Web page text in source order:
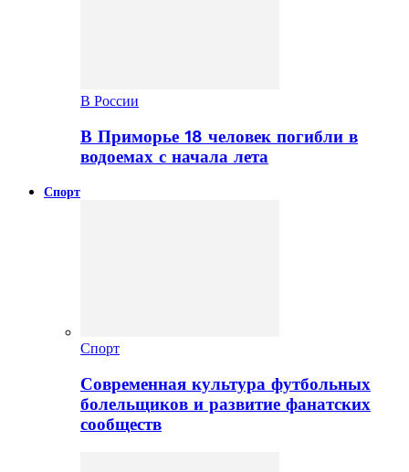
В России
В Приморье 18 человек погибли в
водоемах с начала лета
Спорт
Спорт
Современная культура футбольных
болельщиков и развитие фанатских
сообществ